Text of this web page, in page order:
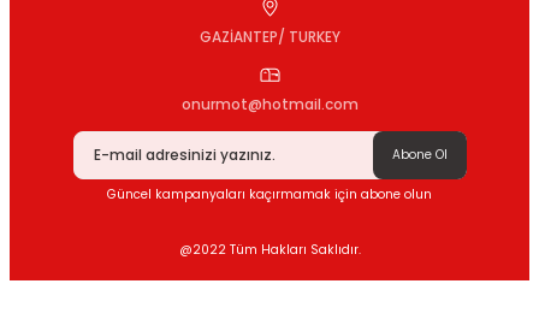
GAZİANTEP/ TURKEY
onurmot@hotmail.com
Abone Ol
Güncel kampanyaları kaçırmamak için abone olun
@2022 Tüm Hakları Saklıdır.